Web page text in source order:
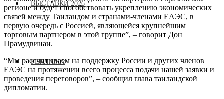
ВЫСТАВКИ 2026
РЕКЛАМА
регионе и будет способствовать укреплению экономических
связей между Таиландом и странами-членами ЕАЭС, в
первую очередь с Россией, являющейся крупнейшим
торговым партнером в этой группе”, – говорит Дон
Прамудвинаи.
“Мы рассчитываем на поддержку России и других членов
ЕАЭС на протяжении всего процесса подачи нашей заявки и
проведения переговоров”, – сообщил глава таиландской
дипломатии.